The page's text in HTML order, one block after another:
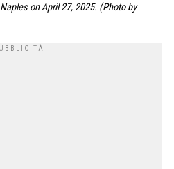
on April 27, 2025. (Photo by